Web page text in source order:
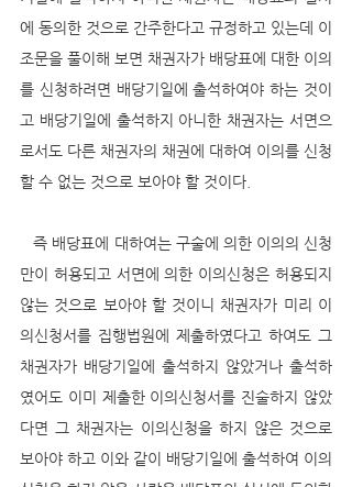
에 동의한 것으로 간주한다고 규정하고 있는데 이
조문을 풀이해 보면 채권자가 배당표에 대한 이의
를 신청하려면 배당기일에 출석하여야 하는 것이
고 배당기일에 출석하지 아니한 채권자는 서면으
로서도 다른 채권자의 채권에 대하여 이의를 신청
할 수 없는 것으로 보아야 할 것이다.
   즉 배당표에 대하여는 구술에 의한 이의의 신청
만이 허용되고 서면에 의한 이의신청은 허용되지
않는 것으로 보아야 할 것이니 채권자가 미리 이
의신청서를 집행법원에 제출하였다고 하여도 그
채권자가 배당기일에 출석하지 않았거나 출석하
였어도 이미 제출한 이의신청서를 진술하지 않았
다면 그 채권자는 이의신청을 하지 않은 것으로
보아야 하고 이와 같이 배당기일에 출석하여 이의